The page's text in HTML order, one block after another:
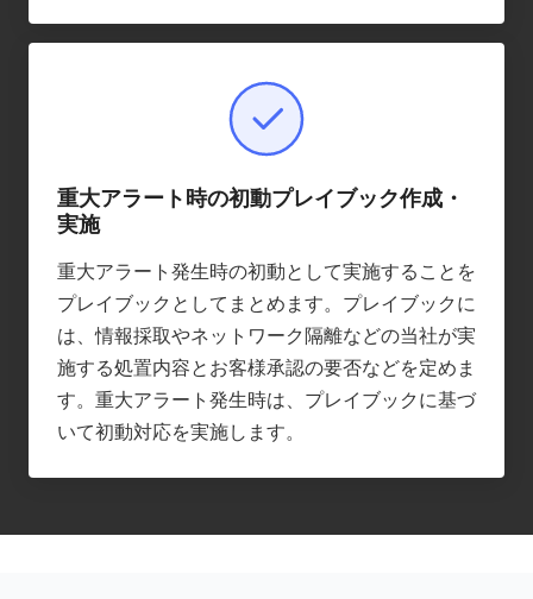
重大アラート時の初動プレイブック作成・
実施
重大アラート発生時の初動として実施することを
プレイブックとしてまとめます。プレイブックに
は、情報採取やネットワーク隔離などの当社が実
施する処置内容とお客様承認の要否などを定めま
す。重大アラート発生時は、プレイブックに基づ
いて初動対応を実施します。